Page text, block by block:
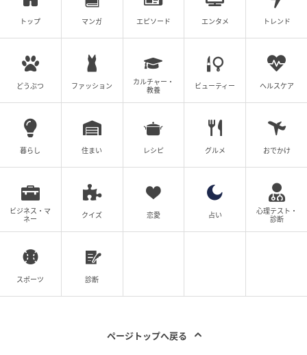
弘毅がプロポーズしてくれた思い出のバー。そこに呼
び出す意味を弘毅はきっとわかっているはず…そう思
翔が…!?」という思いと共に、落ち込んだ日にひとりで
過ごさずにすんだことを私はどこかでホッとしていま
した。
翔には落ち込んだり、ツラそうにしているところばか
り見せてしまい、優しい翔はきっと私を放っておけな
くなったのでしょう。まさかキスをされてしまうなん
て…。
プロット:みゆき、イラスト:のばら
トップ マンガ エピソード エンタメ トレンド
どうぶつ ファッション
カルチャー・
教養
ビューティー ヘルスケア
暮らし 住まい レシピ グルメ おでかけ
ビジネス・マ
ネー
クイズ 恋愛 占い
心理テスト・
診断
スポーツ 診断
ページトップへ戻る